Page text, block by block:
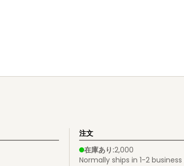
注文
在庫あり :2,000
Normally ships in 1-2 business